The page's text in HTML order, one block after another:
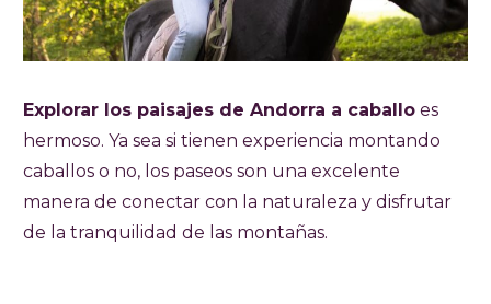
Explorar los paisajes de Andorra a caballo es
hermoso. Ya sea si tienen experiencia montando
caballos o no, los paseos son una excelente
manera de conectar con la naturaleza y disfrutar
de la tranquilidad de las montañas.